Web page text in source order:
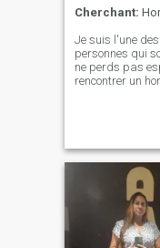
Cherchant:
Je suis l'une
personnes qui
ne perds pas
rencontrer un
importante pour
un homme, je
même un
me tiens debout
confiance. J'ai
créatif
développe et
sentiment de